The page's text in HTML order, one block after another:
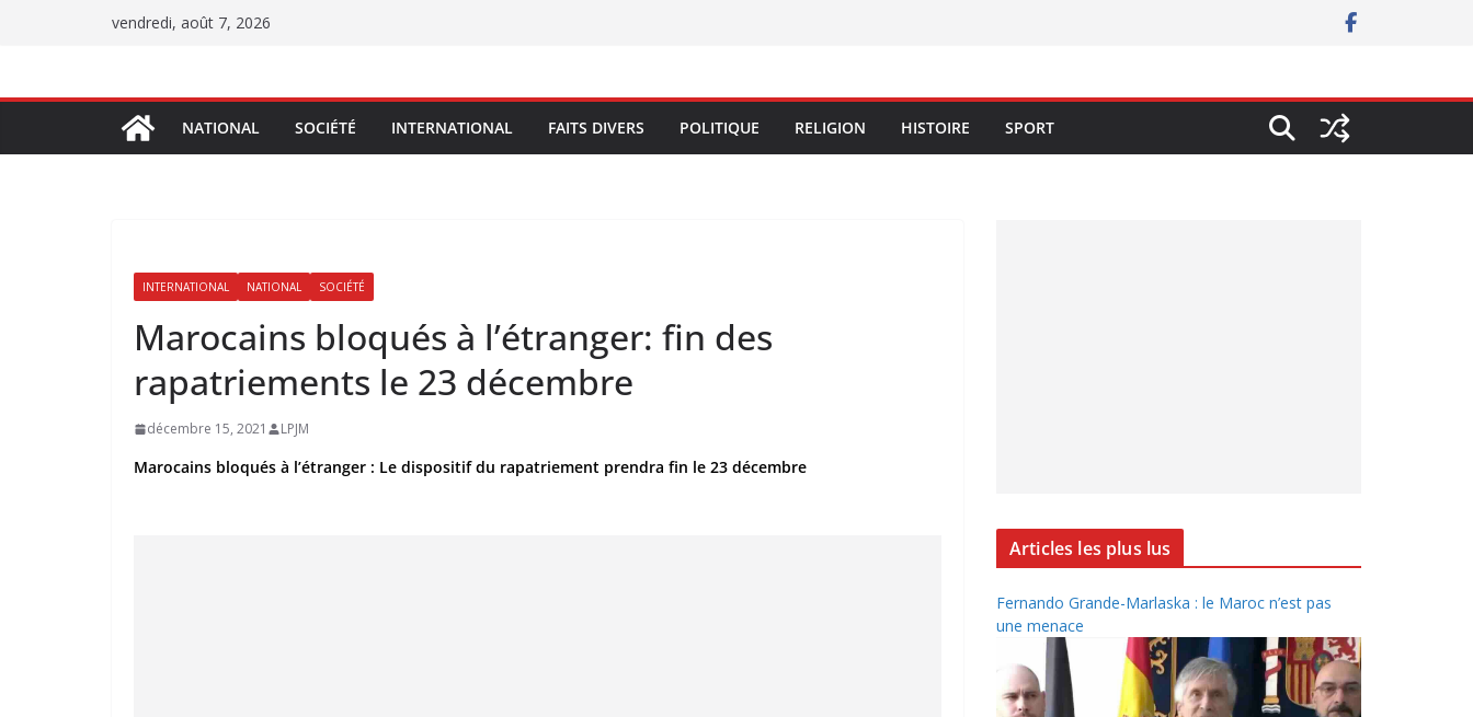
vendredi, août 7, 2026
NATIONAL SOCIÉTÉ INTERNATIONAL FAITS DIVERS POLITIQUE RELIGION HISTOIRE SPORT
INTERNATIONAL NATIONAL SOCIÉTÉ
Marocains bloqués à l’étranger: fin des
rapatriements le 23 décembre
décembre 15, 2021 LPJM
Marocains bloqués à l’étranger : Le dispositif du rapatriement prendra fin le 23 décembre
Articles les plus lus
Fernando Grande-Marlaska : le Maroc n’est pas
une menace